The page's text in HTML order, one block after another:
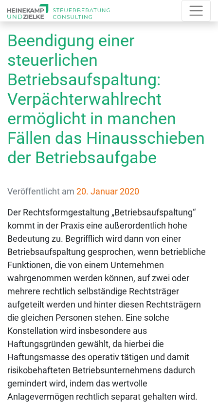
Beendigung einer
steuerlichen
Betriebsaufspaltung:
Verpächterwahlrecht
ermöglicht in manchen
Fällen das Hinausschieben
der Betriebsaufgabe
Veröffentlicht am 20. Januar 2020
Der Rechtsformgestaltung „Betriebsaufspaltung“
kommt in der Praxis eine außerordentlich hohe
Bedeutung zu. Begrifflich wird dann von einer
Betriebsaufspaltung gesprochen, wenn betriebliche
Funktionen, die von einem Unternehmen
wahrgenommen werden können, auf zwei oder
mehrere rechtlich selbständige Rechtsträger
aufgeteilt werden und hinter diesen Rechtsträgern
die gleichen Personen stehen. Eine solche
Konstellation wird insbesondere aus
Haftungsgründen gewählt, da hierbei die
Haftungsmasse des operativ tätigen und damit
risikobehafteten Betriebsunternehmens dadurch
gemindert wird, indem das wertvolle
Anlagevermögen rechtlich separat gehalten wird.